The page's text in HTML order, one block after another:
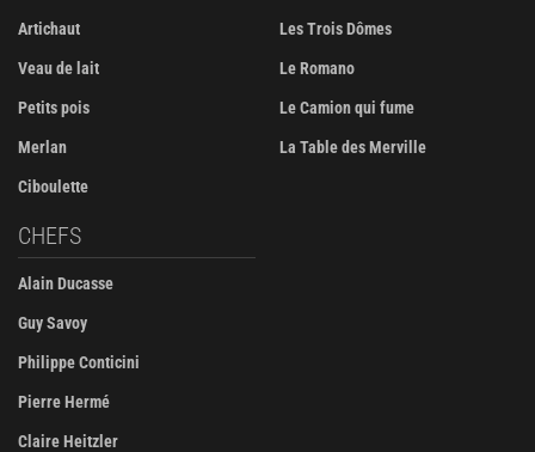
Artichaut
Veau de lait
Petits pois
Merlan
Ciboulette
Les Trois Dômes
Le Romano
Le Camion qui fume
La Table des Merville
CHEFS
Alain Ducasse
Guy Savoy
Philippe Conticini
Pierre Hermé
Claire Heitzler